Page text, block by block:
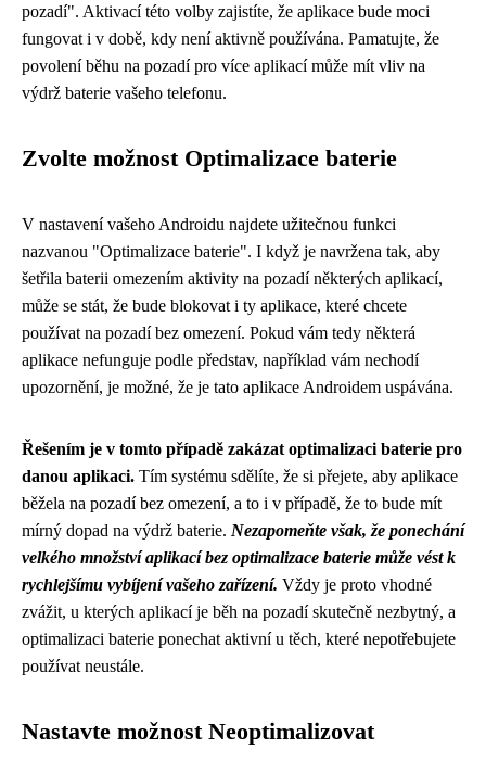
pozadí". Aktivací této volby zajistíte, že aplikace bude moci
fungovat i v době, kdy není aktivně používána. Pamatujte, že
povolení běhu na pozadí pro více aplikací může mít vliv na
výdrž baterie vašeho telefonu.
Zvolte možnost Optimalizace baterie
V nastavení vašeho Androidu najdete užitečnou funkci
nazvanou "Optimalizace baterie". I když je navržena tak, aby
šetřila baterii omezením aktivity na pozadí některých aplikací,
může se stát, že bude blokovat i ty aplikace, které chcete
používat na pozadí bez omezení. Pokud vám tedy některá
aplikace nefunguje podle představ, například vám nechodí
upozornění, je možné, že je tato aplikace Androidem uspávána.
Řešením je v tomto případě zakázat optimalizaci baterie pro
danou aplikaci. Tím systému sdělíte, že si přejete, aby aplikace
běžela na pozadí bez omezení, a to i v případě, že to bude mít
mírný dopad na výdrž baterie. Nezapomeňte však, že ponechání
velkého množství aplikací bez optimalizace baterie může vést k
rychlejšímu vybíjení vašeho zařízení. Vždy je proto vhodné
zvážit, u kterých aplikací je běh na pozadí skutečně nezbytný, a
optimalizaci baterie ponechat aktivní u těch, které nepotřebujete
používat neustále.
Nastavte možnost Neoptimalizovat